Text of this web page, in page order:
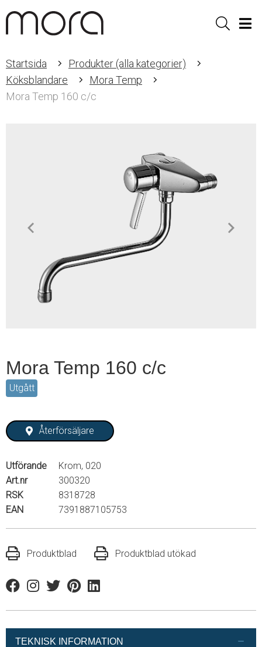
Sök
Startsida
Produkter (alla kategorier)
Köksblandare
Mora Temp
Mora Temp 160 c/c
Mora Temp 160 c/c
Utgått
Återförsäljare
Utförande
Krom, 020
Art.nr
300320
RSK
8318728
EAN
7391887105753
Produktblad Produktblad utökad
FacebookInstagram
TwitterPinterestLinkedin
TEKNISK INFORMATION